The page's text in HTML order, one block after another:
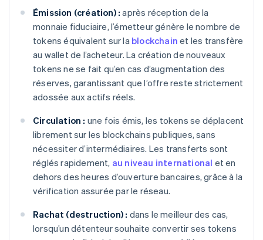
Émission (création) : après réception de la
monnaie fiduciaire, l’émetteur génère le nombre de
tokens équivalent sur la blockchain et les transfère
au wallet de l’acheteur. La création de nouveaux
tokens ne se fait qu’en cas d’augmentation des
réserves, garantissant que l’offre reste strictement
adossée aux actifs réels.
Circulation : une fois émis, les tokens se déplacent
librement sur les blockchains publiques, sans
nécessiter d’intermédiaires. Les transferts sont
réglés rapidement, au niveau international et en
dehors des heures d’ouverture bancaires, grâce à la
vérification assurée par le réseau.
Rachat (destruction) : dans le meilleur des cas,
lorsqu’un détenteur souhaite convertir ses tokens